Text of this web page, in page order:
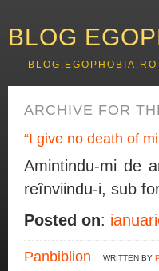
BLOG
BLOG.EGOPHOBIA.RO
ARCHIVE FOR
“I give no death of
Amintindu-mi de
reînviindu-i, sub
Posted on:
Panbiblion WRITTEN BY